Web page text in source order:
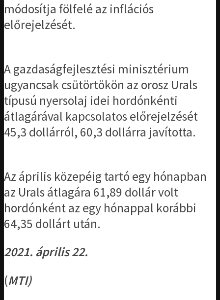
módosítja fölfelé az inflációs
előrejelzését.
A gazdaságfejlesztési minisztérium
ugyancsak csütörtökön az orosz Urals
típusú nyersolaj idei hordónkénti
átlagárával kapcsolatos előrejelzését
45,3 dollárról, 60,3 dollárra javította.
Az április közepéig tartó egy hónapban
az Urals átlagára 61,89 dollár volt
hordónként az egy hónappal korábbi
64,35 dollárt után.
2021. április 22.
(MTI)